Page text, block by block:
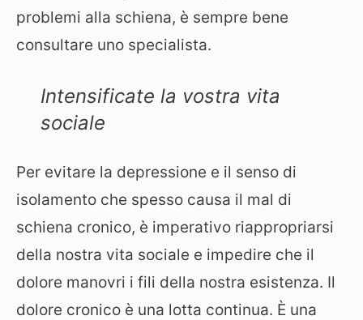
problemi alla schiena, è sempre bene
consultare uno specialista.
Intensificate la vostra vita
sociale
Per evitare la depressione e il senso di
isolamento che spesso causa il mal di
schiena cronico, è imperativo riappropriarsi
della nostra vita sociale e impedire che il
dolore manovri i fili della nostra esistenza. Il
dolore cronico è una lotta continua. È una